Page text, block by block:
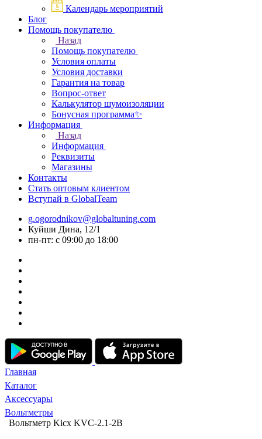
Календарь мероприятий
Блог
Помощь покупателю
Назад
Помощь покупателю
Условия оплаты
Условия доставки
Гарантия на товар
Вопрос-ответ
Калькулятор шумоизоляции
Бонусная программа✨
Информация
Назад
Информация
Реквизиты
Магазины
Контакты
Стать оптовым клиентом
Вступай в GlobalTeam
g.ogorodnikov@globaltuning.com
Куйши Дина, 12/1
пн-пт: с 09:00 до 18:00
Главная
Каталог
Аксессуары
Вольтметры
Вольтметр Kicx KVC-2.1-2B